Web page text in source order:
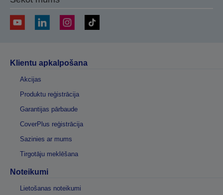
Klientu apkalpošana
Akcijas
Produktu reģistrācija
Garantijas pārbaude
CoverPlus reģistrācija
Sazinies ar mums
Tirgotāju meklēšana
Noteikumi
Lietošanas noteikumi